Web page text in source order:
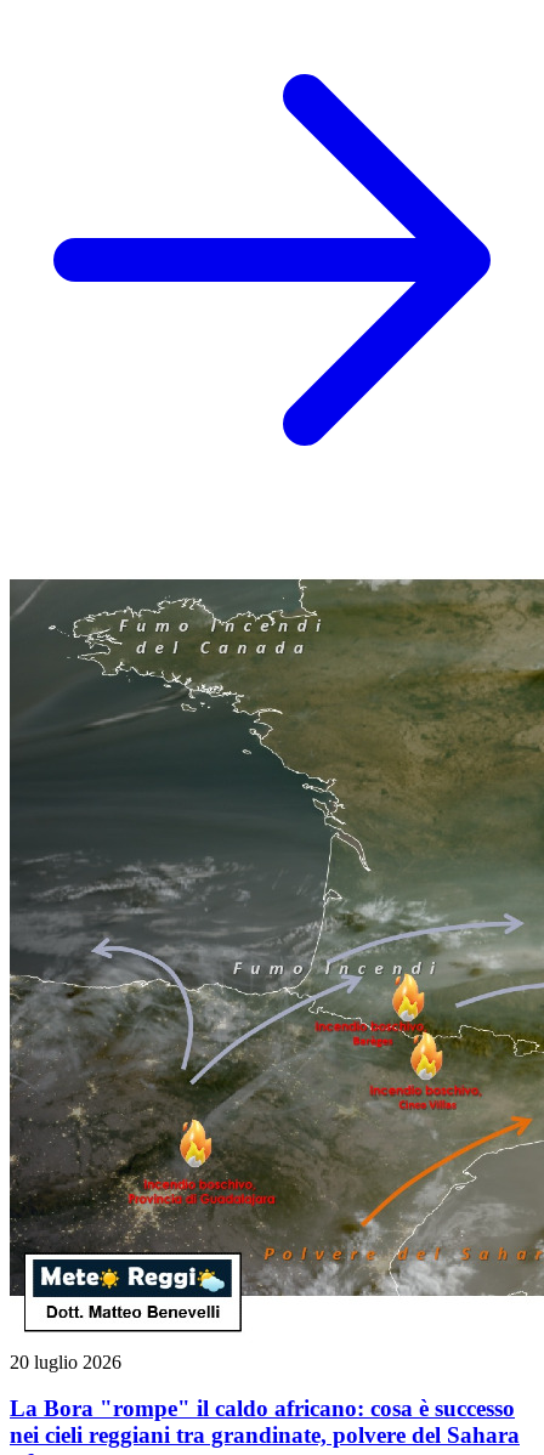
delle infrastrutture spaziali più critiche, affascinanti e strategiche del
20 luglio 2026
La Bora "rompe" il caldo africano: cosa è successo
nei cieli reggiani tra grandinate, polvere del Sahara